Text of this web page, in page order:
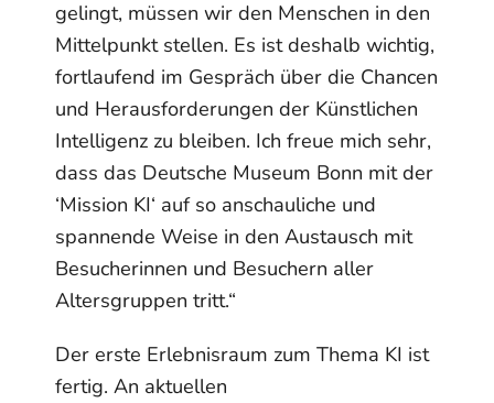
gelingt, müssen wir den Menschen in den
Mittelpunkt stellen. Es ist deshalb wichtig,
fortlaufend im Gespräch über die Chancen
und Herausforderungen der Künstlichen
Intelligenz zu bleiben. Ich freue mich sehr,
dass das Deutsche Museum Bonn mit der
‘Mission KI‘ auf so anschauliche und
spannende Weise in den Austausch mit
Besucherinnen und Besuchern aller
Altersgruppen tritt.“
Der erste Erlebnisraum zum Thema KI ist
fertig. An aktuellen